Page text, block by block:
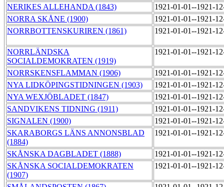
NERIKES ALLEHANDA (1843)
1921-01-01--1921-
NORRA SKÅNE (1900)
1921-01-01--1921-
NORRBOTTENSKURIREN (1861)
1921-01-01--1921-
NORRLÄNDSKA
SOCIALDEMOKRATEN (1919)
1921-01-01--1921-
NORRSKENSFLAMMAN (1906)
1921-01-01--1921-
NYA LIDKÖPINGSTIDNINGEN (1903)
1921-01-01--1921-
NYA WEXJÖBLADET (1847)
1921-01-01--1921-
SANDVIKENS TIDNING (1911)
1921-01-01--1921-
SIGNALEN (1900)
1921-01-01--1921-
SKARABORGS LÄNS ANNONSBLAD
(1884)
1921-01-01--1921-
SKÅNSKA DAGBLADET (1888)
1921-01-01--1921-
SKÅNSKA SOCIALDEMOKRATEN
(1907)
1921-01-01--1921-